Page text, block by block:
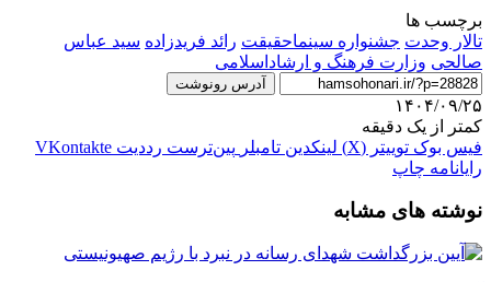
برچسب ها
تالار وحدت جشنواره سینماحقیقت رائد فریدزاده سید عباس
صالحی وزارت فرهنگ و ارشاداسلامی
آدرس رونوشت
۱۴۰۴/۰۹/۲۵
کمتر از یک دقیقه
فیس بوک توییتر (X) لینکدین ‫تامبلر ‫پین‌ترست ‫رددیت ‫VKontakte
رایانامه چاپ
نوشته های مشابه